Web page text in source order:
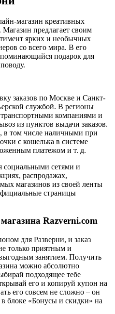
магазин креативных
Магазин предлагает своим
ярких и необычных
со всего мира. В его
подарок для
заказов по Москве и Санкт-
службой. В регионы
компаниями и
из пунктов выдачи заказов.
в том числе наличными при
с кошелька в системе
платежом и т. д.
социальными сетями и
распродажах,
магазинов из своей ленты
страницы
Razverni.com
для Разверни, и заказ
только приятным и
занятием. Получить
можно абсолютно
подходящее тебе
его и копируй купон на
его совсем не сложно – он
блоке «Бонусы и скидки» на